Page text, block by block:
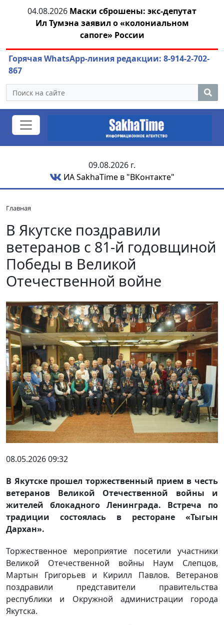
04.08.2026 Маски сброшены: экс-депутат
Ил Тумэна заявил о «колониальном
сапоге» России
Горячая WhatsApp-линия редакции: 8-914-2-702-
867
09.08.2026 г.
ИА SakhaTime в "ВКонтакте"
Главная
В Якутске поздравили
ветеранов с 81-й годовщиной
Победы в Великой
Отечественной войне
08.05.2026 09:32
В Якутске прошел торжественный прием в честь
ветеранов Великой Отечественной войны и
жителей блокадного Ленинграда. Встреча по
традиции состоялась в ресторане «Тыгын
Дархан».
Торжественное мероприятие посетили участники
Великой Отечественной войны Наум Слепцов,
Мартын Григорьев и Кирилл Павлов. Ветеранов
поздравили представители правительства
республики и Окружной администрации города
Якутска.